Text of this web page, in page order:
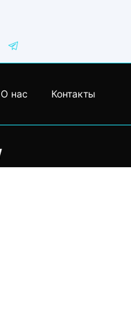
О нас Контакты